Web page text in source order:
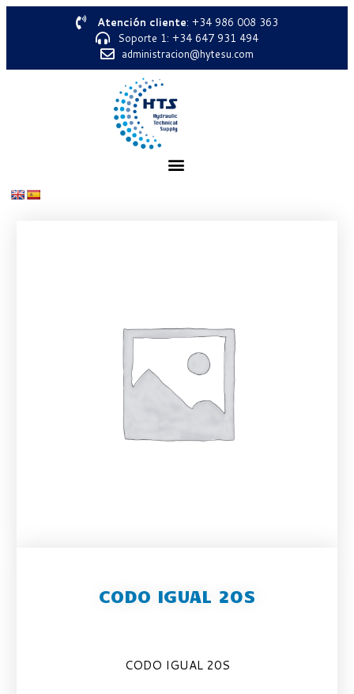
Atención cliente: +34 986 008 363
Soporte 1: +34 647 931 494
administracion@hytesu.com
CODO IGUAL 20S
CODO IGUAL 20S